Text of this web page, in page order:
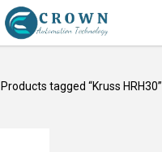
Products tagged “Kruss HRH30”